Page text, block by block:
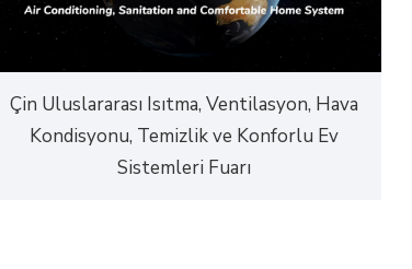
Çin Uluslararası Isıtma, Ventilasyon, Hava
Kondisyonu, Temizlik ve Konforlu Ev
Sistemleri Fuarı